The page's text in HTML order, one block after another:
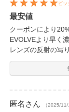
ビ
最安値
クーポンにより
EVOLVEより早く
レンズの反射の写
匿名 さん （2025/11/